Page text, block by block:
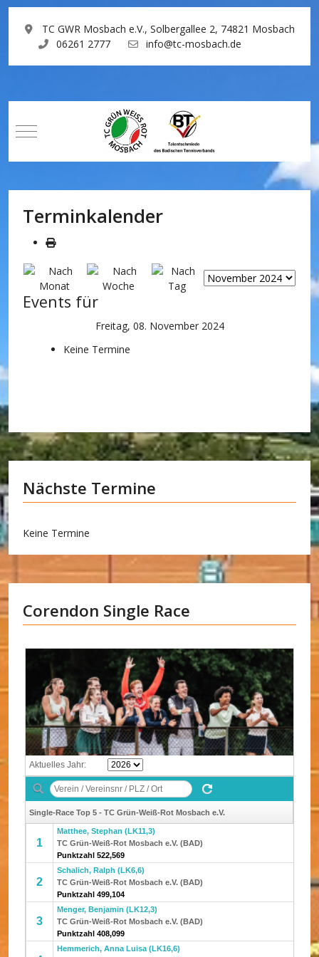
TC GWR Mosbach e.V., Solbergallee 2, 74821 Mosbach
06261 2777
info@tc-mosbach.de
Mobile Menu Toggle
Terminkalender
Events für
Freitag, 08. November 2024
Keine Termine
Nächste Termine
Keine Termine
Corendon Single Race